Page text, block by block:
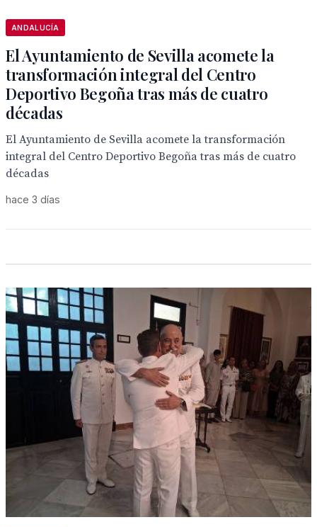
ANDALUCÍA
El Ayuntamiento de Sevilla acomete la
transformación integral del Centro
Deportivo Begoña tras más de cuatro
décadas
El Ayuntamiento de Sevilla acomete la transformación
integral del Centro Deportivo Begoña tras más de cuatro
décadas
hace 3 días